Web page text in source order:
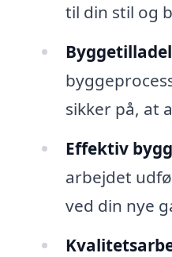
til din stil og
sikker på, at
Effektiv
arbejdet
ved din nye